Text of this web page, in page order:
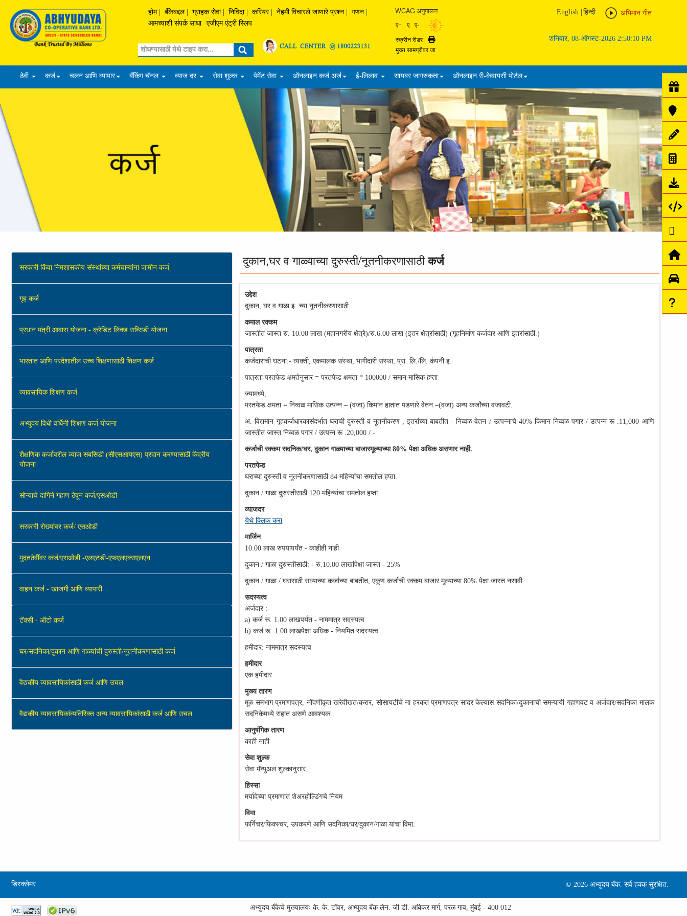
होम बँकेबद्दल ग्राहक सेवा निविदा करियर नेहमी विचारले जाणारे प्रश्‍न गणन
आमच्याशी संपर्क साधा
एजीएम एंट्री स्लिप
Search
WCAG अनुपालन
ए+ ए ए-
स्क्रीन रीडर
Print
मुख्य सामग्रीवर जा
अभिमान गीत
English हिन्दी
शनिवार, 08-ऑगस्ट-2026 2:50:10 PM
ठेवी कर्ज चलन आणि व्यापार बँकिंग चॅनल व्याज दर सेवा शुल्क पेमेंट सेवा ऑनलाइन कर्ज अर्ज ई-लिलाव सायबर जागरुकता ऑनलाइन री-केवायसी पोर्टल
दुकान,घरवगाळ्याच्या दुरुस्ती/नूतनीकरणासाठीकर्ज
उद्देश
दुकान, घर व गाळा इ. च्या नूतनीकरणासाठी.
कमाल रक्कम
जास्तीत जास्त रु. 10.00 लाख (महानगरीय क्षेत्रे)/रु.6.00 लाख (इतर क्षेत्रांसाठी) (गृहनिर्माण कर्जदार आणि इतरांसाठी.)
पात्रता
कर्जदाराची घटना:- व्यक्ती, एकमालक संस्था, भागीदारी संस्था, प्रा. लि./लि. कंपनी इ.
पात्रता परतफेड क्षमतेनुसार = परतफेड क्षमता * 100000 / समान मासिक हप्ता
ज्यामध्ये,
परतफेड क्षमता = निव्वळ मासिक उत्पन्न – (वजा) किमान हातात पडणारे वेतन –(वजा) अन्य कर्जांच्या वजावटी.
अ. विद्यमान गृहकर्जधारकासंदर्भात घराची दुरुस्ती व नूतनीकरण , इतरांच्या बाबतीत - निव्वळ वेतन / उत्पन्नाचे 40% किमान निव्वळ पगार / उत्पन्न रू .11,000 आणि
जास्तीत जास्त निव्वळ पगार / उत्पन्न रू .20,000 / -
कर्जाची रक्कम सदनिक/घर, दुकान गाळ्याच्या बाजारमूल्याच्या 80% पेक्षा अधिक असणार नाही.
परतफेड
घराच्या दुरुस्ती व नूतनीकरणासाठी 84 महिन्यांचा समतोल हप्ता.
दुकान / गाळा दुरुस्तीसाठी 120 महिन्यांचा समतोल हप्ता.
व्याजदर
येथे क्लिक करा
मार्जिन
10.00 लाख रुपयांपर्यंत - काहीही नाही
दुकान / गाळा दुरुस्तीसाठी: - रु.10.00 लाखांपेक्षा जास्त - 25%
दुकान / गाळा / घरासाठी सध्याच्या कर्जाच्या बाबतीत, एकूण कर्जाची रक्कम बाजार मूल्याच्या 80% पेक्षा जास्त नसावी.
सदस्यत्व
अर्जदार :-
a) कर्ज रू. 1.00 लाखपर्यंत - नाममात्र सदस्यत्व
b) कर्ज रू. 1.00 लाखपेक्षा अधिक - नियमित सदस्यत्व
हमीदार: नाममात्र सदस्यत्व
हमीदार
एक हमीदार.
मुख्य तारण
मूळ समभाग प्रमाणपत्र, नोंदणीकृत खरेदीखत/करार, सोसायटीचे ना हरकत प्रमाणपत्र सादर केल्यास सदनिका/दुकानाची समन्यायी गहाणवट व अर्जदार/सदनिका मालक
सदनिकेमध्ये राहात असणे आवश्यक..
आनुषंगिक तारण
काही नाही
सेवा शुल्क
सेवा मॅन्युअल शुल्कानुसार.
हिस्सा
मर्यादेच्या प्रमाणात शेअरहोल्डिंगचे नियम
विमा
फर्निचर/फिक्स्चर, उपकरणे आणि सदनिका/घर/दुकान/गाळा यांचा विमा.
सरकारी किंवा निमशासकीय संस्थांच्या कर्मचाऱ्यांना जामीन कर्ज
गृह कर्ज
प्रधान मंत्री आवास योजना - क्रेडिट लिंक्ड सब्सिडी योजना
भारतात आणि परदेशातील उच्‍च शिक्षणासाठी शिक्षण कर्ज
व्‍यावसायिक शिक्षण कर्ज
अभ्युदय विधी वर्धिनी शिक्षण कर्ज योजना
शैक्षणिक कर्जावरील व्याज सबसिडी (सीएसआयएस) प्रदान करण्यासाठी केंद्रीय
योजना
सोन्याचे दागिने गहाण ठेवून कर्ज/एसओडी
सरकारी रोख्यांवर कर्ज/ एसओडी
मुदतठेवींवर कर्ज/एसओडी -एलएटडी-एफएलएक्‍सएलएन
वाहन कर्ज - खाजगी आणि व्यापारी
टॅक्‍सी - ऑटो कर्ज
घर/सदनिका/दुकान आणि गाळ्यांची दुरुस्ती/नूतनीकरणासाठी कर्ज
वैद्यकीय व्‍यावसायिकांसाठी कर्ज आणि उचल
वैद्यकीय व्‍यावसायिकांव्यतिरिक्त अन्य व्यावसायिकांसाठी कर्ज आणि उचल
डिस्क्लेमर © 2026 अभ्‍युदय बँक. सर्व हक्क सुरक्षित.
अभ्युदय बँकेचे मुख्यालयः के. के. टॉवर, अभ्युदय बँक लेन. जी डी. आंबेकर मार्ग, परळ गाव, मुंबई - 400 012